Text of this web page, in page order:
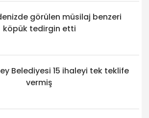
görülen müsilaj benzeri
köpük tedirgin etti
Belediyesi 15 ihaleyi tek teklife
vermiş